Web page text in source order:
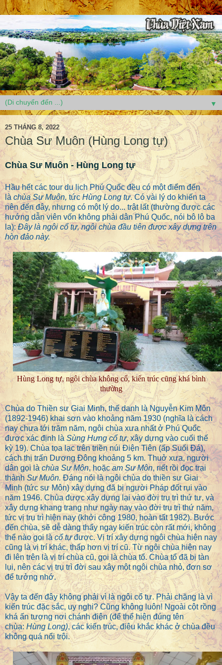
▼
25 THÁNG 8, 2022
Chùa Sư Muôn (Hùng Long tự)
Chùa Sư Muôn - Hùng Long tự
Hầu hết các tour du lịch Phú Quốc đều có một điểm đến
là chùa Sư Muôn, tứcHùng Long tự. Có vài lý do khiến ta
nên đến đây, nhưng có một lý do... trật lất (thường được các
hướng dẫn viên vốn không phải dân Phú Quốc, nói bô lô ba
la): Đây là ngôi cổ tự, ngôi chùa đầu tiên được xây dựng trên
hòn đảo này.
Hùng Long tự, ngôi chùa không cổ, kiến trúc cũng khá bình
thường
Chùa do Thiền sư Giai Minh, thế danh là Nguyễn Kim Môn
(1892-1946) khai sơn vào khoảng năm 1930 (nghĩa là cách
nay chưa tới trăm năm, ngôi chùa xưa nhất ở Phú Quốc
được xác định là Sùng Hưng cổ tự, xây dựng vào cuối thế
kỳ 19). Chùa tọa lạc trên triền núi Điện Tiên (ấp Suối Đá),
cách thị trấn Dương Đông khoảng 5 km. Thuở xưa, người
dân gọi làchùa Sư Môn, hoặcam Sư Môn, riết rồi đọc trại
thành Sư Muôn.Đáng nói là ngôi chùa do thiền sư Giai
Minh (tức sư Môn) xây dựng đã bị người Pháp đốt rụi vào
năm 1946. Chùa được xây dựng lại vào đời trụ trì thứ tư, và
xây dựng khang trang như ngày nay vào đời trụ trì thứ năm,
tức vị trụ trì hiện nay (khởi công 1980, hoàn tất 1982). Bước
đến chùa, sẽ dễ dàng thấy ngay kiến trúc còn rất mới, không
thể nào gọi làcổ tựđược. Vị trí xây dựng ngôi chùa hiện nay
cũng là vị trí khác, thấp hơn vị trí cũ. Từ ngôi chùa hiện nay
đi lên trên là vị trí chùa cũ, gọi là chùa tổ. Chùa tổ đã bị tàn
lụi, nên các vị trụ trì đời sau xây một ngôi chùa nhỏ, đơn sơ
để tưởng nhớ.
Vậy ta đến đây không phải vì là ngôi cổ tự. Phải chăng là vì
kiến trúc đặc sắc, uy nghi? Cũng không luôn! Ngoài cột rồng
khá ấn tượng nơi chánh điện (để thể hiện đúng tên
chùa: Hùng Long), các kiến trúc, điêu khắc khác ở chùa đều
không quá nổi trội.